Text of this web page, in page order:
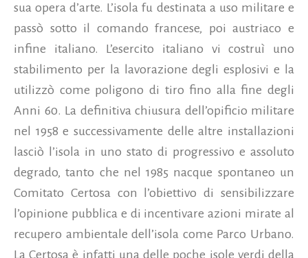
sua opera d’arte. L’isola fu destinata a uso militare e
passò sotto il comando francese, poi austriaco e
infine italiano. L’esercito italiano vi costruì uno
stabilimento per la lavorazione degli esplosivi e la
utilizzò come poligono di tiro fino alla fine degli
Anni 60. La definitiva chiusura dell’opificio militare
nel 1958 e successivamente delle altre installazioni
lasciò l’isola in uno stato di progressivo e assoluto
degrado, tanto che nel 1985 nacque spontaneo un
Comitato Certosa con l’obiettivo di sensibilizzare
l’opinione pubblica e di incentivare azioni mirate al
recupero ambientale dell’isola come Parco Urbano.
La Certosa è infatti una delle poche isole verdi della